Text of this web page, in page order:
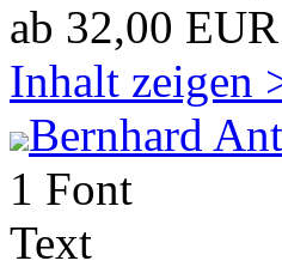
ab 32,00 EUR
Inhalt zeigen
Bernhard
1 Font
Text